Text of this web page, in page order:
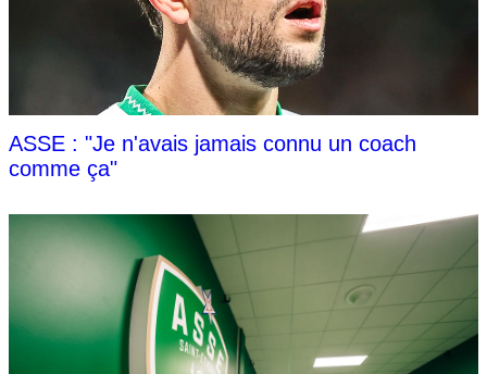
ASSE : "Je n'avais jamais connu un coach
comme ça"